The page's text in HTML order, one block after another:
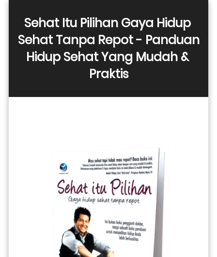
Sehat Itu Pilihan Gaya Hidup
Sehat Tanpa Repot - Panduan
Hidup Sehat Yang Mudah &
Praktis